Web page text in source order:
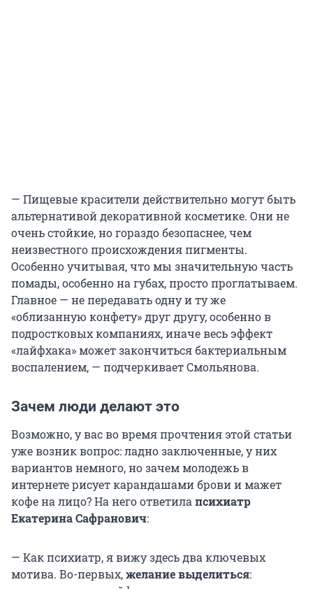
— Пищевые красители действительно могут быть
альтернативой декоративной косметике. Они не
очень стойкие, но гораздо безопаснее, чем
неизвестного происхождения пигменты.
Особенно учитывая, что мы значительную часть
помады, особенно на губах, просто проглатываем.
Главное — не передавать одну и ту же
«облизанную конфету» друг другу, особенно в
подростковых компаниях, иначе весь эффект
«лайфхака» может закончиться бактериальным
воспалением, — подчеркивает Смольянова.
Зачем люди делают это
Возможно, у вас во время прочтения этой статьи
уже возник вопрос: ладно заключенные, у них
вариантов немного, но зачем молодежь в
интернете рисует карандашами брови и мажет
кофе на лицо? На него ответила психиатр
Екатерина Сафранович:
— Как психиатр, я вижу здесь два ключевых
мотива. Во-первых,желание выделиться: